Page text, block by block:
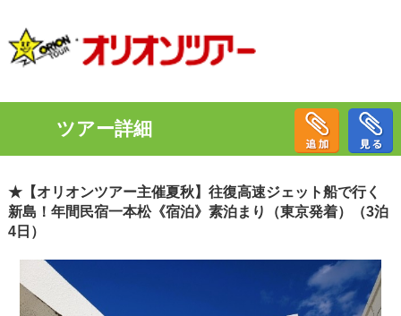
ツアー詳細
★【オリオンツアー主催夏秋】往復高速ジェット船で行く
新島！年間民宿一本松《宿泊》素泊まり（東京発着）（3泊
4日）